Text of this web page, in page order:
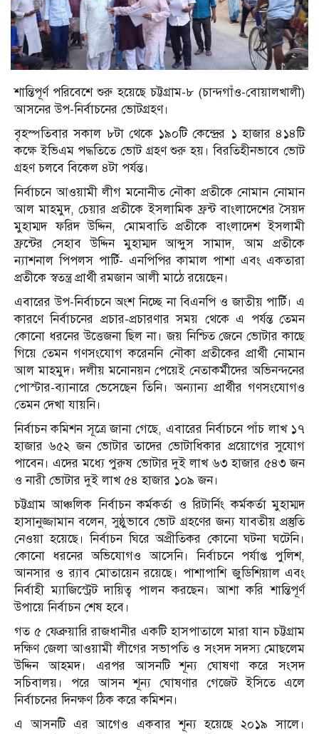
শান্তিপূর্ণ পরিবেশে শুরু হয়েছে চট্টগ্রাম-৮ (চান্দগাঁও-বোয়ালখালী)
আসনের উপ-নির্বাচনের ভোটগ্রহণ।
বৃহস্পতিবার সকাল ৮টা থেকে ১৯০টি কেন্দ্রের ১ হাজার ৪১৪টি
কক্ষে ইভিএম পদ্ধতিতে ভোট গ্রহণ শুরু হয়। বিরতিহীনভাবে ভোট
গ্রহণ চলবে বিকেল ৪টা পর্যন্ত।
নির্বাচনে আওয়ামী লীগ মনোনীত নৌকা প্রতীকে নোমান নোমান
আল মাহমুদ, চেয়ার প্রতীকে ইসলামিক ফ্রন্ট বাংলাদেশের সৈয়দ
মুহাম্মদ ফরিদ উদ্দিন, মোমবাতি প্রতীকে বাংলাদেশ ইসলামী
ফ্রন্টের সেহাব উদ্দিন মুহাম্মদ আব্দুস সামাদ, আম প্রতীকে
ন্যাশনাল পিপলস পার্টি- এনপিপির কামাল পাশা এবং একতারা
প্রতীকে স্বতন্ত্র প্রার্থী রমজান আলী মাঠে রয়েছেন।
এবারের উপ-নির্বাচনে অংশ নিচ্ছে না বিএনপি ও জাতীয় পার্টি। এ
কারণে নির্বাচনের প্রচার-প্রচারণার সময় থেকে এ পর্যন্ত তেমন
কোনো ধরনের উত্তেজনা ছিল না। জয় নিশ্চিত জেনে ভোটার কাছে
গিয়ে তেমন গণসংযোগ করেননি নৌকা প্রতীকের প্রার্থী নোমান
আল মাহমুদ। দলীয় মনোনয়ন পেয়েই নেতাকর্মীদের অভিনন্দনের
পোস্টার-ব্যানারে ভেসেছেন তিনি। অন্যান্য প্রার্থীর গণসংযোগও
তেমন দেখা যায়নি।
নির্বাচন কমিশন সূত্রে জানা গেছে, এবারের নির্বাচনে পাঁচ লাখ ১৭
হাজার ৬৫২ জন ভোটার তাদের ভোটাধিকার প্রয়োগের সুযোগ
পাবেন। এদের মধ্যে পুরুষ ভোটার দুই লাখ ৬৩ হাজার ৫৪৩ জন
ও নারী ভোটার দুই লাখ ৫৪ হাজার ১০৯ জন।
চট্টগ্রাম আঞ্চলিক নির্বাচন কর্মকর্তা ও রিটার্নিং কর্মকর্তা মুহাম্মদ
হাসানুজ্জামান বলেন, সুষ্ঠুভাবে ভোট গ্রহণের জন্য যাবতীয় প্রস্তুতি
নেওয়া হয়েছে। নির্বাচন ঘিরে অপ্রীতিকর কোনো ঘটনা ঘটেনি।
কোনো ধরনের অভিযোগও আসেনি। নির্বাচনে পর্যাপ্ত পুলিশ,
আনসার ও র‍্যাব মোতায়েন রয়েছে। পাশাপাশি জুডিশিয়াল এবং
নির্বাহী ম্যাজিস্ট্রেট দায়িত্ব পালন করছেন। আশা করি শান্তিপূর্ণ
উপায়ে নির্বাচন শেষ হবে।
গত ৫ ফেব্রুয়ারি রাজধানীর একটি হাসপাতালে মারা যান চট্টগ্রাম
দক্ষিণ জেলা আওয়ামী লীগের সভাপতি ও সংসদ সদস্য মোছলেম
উদ্দিন আহমদ। এরপর আসনটি শূন্য ঘোষণা করে সংসদ
সচিবালয়। পরে আসন শূন্য ঘোষণার গেজেট ইসিতে এলে
নির্বাচনের দিনক্ষণ ঠিক করে কমিশন।
এ আসনটি এর আগেও একবার শূন্য হয়েছে ২০১৯ সালে।